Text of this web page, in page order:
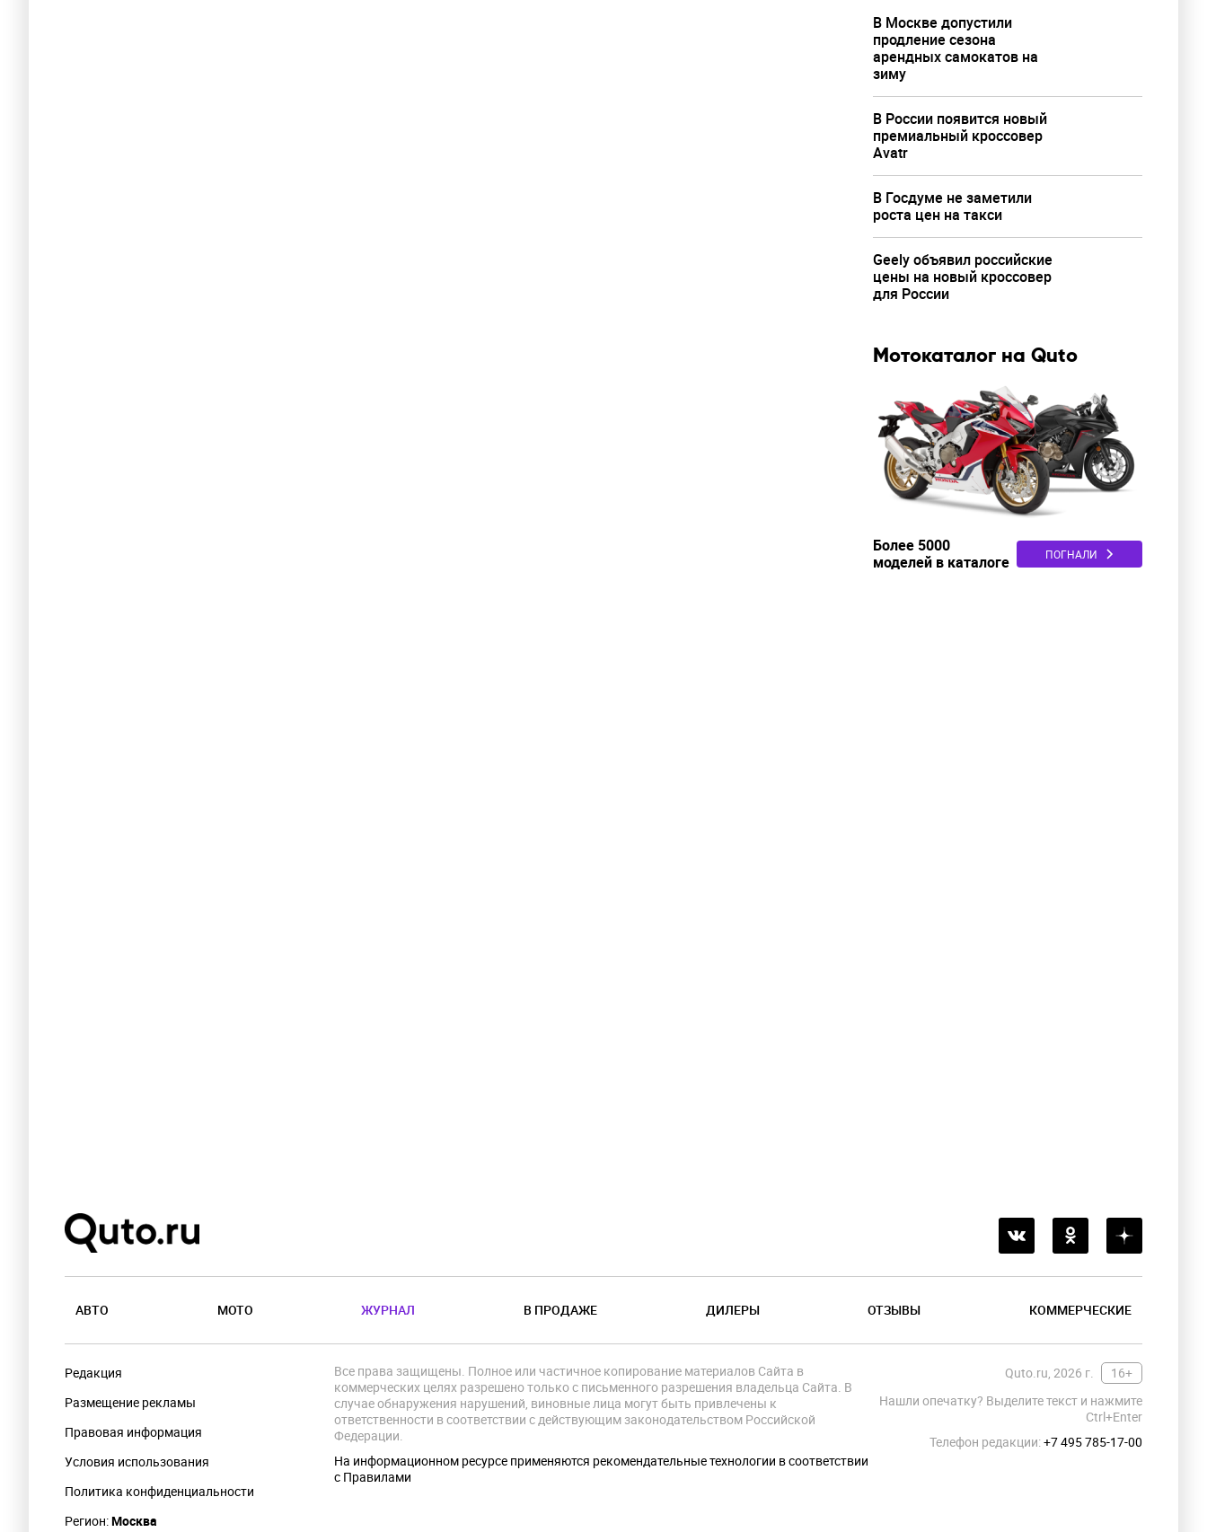
В Москве допустили
продление сезона
арендных самокатов на
зиму
В России появится новый
премиальный кроссовер
Avatr
В Госдуме не заметили
роста цен на такси
Geely объявил российские
цены на новый кроссовер
для России
Мотокаталог на Quto
Более 5000
моделей в каталоге
ПОГНАЛИ
АВТО МОТО ЖУРНАЛ В ПРОДАЖЕ ДИЛЕРЫ ОТЗЫВЫ КОММЕРЧЕСКИЕ
Редакция
Размещение рекламы
Правовая информация
Условия использования
Политика конфиденциальности
Регион:Москва
Quto.ru, 2026 г.
16+
Нашли опечатку? Выделите текст и нажмите
Ctrl+Enter
Телефон редакции:+7 495 785-17-00
Все права защищены. Полное или частичное копирование материалов Сайта в
коммерческих целях разрешено только с письменного разрешения владельца Сайта. В
случае обнаружения нарушений, виновные лица могут быть привлечены к
ответственности в соответствии с действующим законодательством Российской
Федерации.
На информационном ресурсе применяются рекомендательные технологии в соответствии
с Правилами